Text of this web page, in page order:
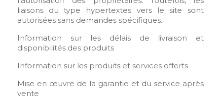
liaisons du type hypertextes vers le site sont
autorisées sans demandes spécifiques.
Information sur les délais de livraison et
disponibilités des produits
Information sur les produits et services offerts
Mise en œuvre de la garantie et du service après
vente